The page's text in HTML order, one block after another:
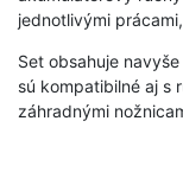
jednotlivými
Set obsahuje
sú kompatibilné aj s
záhradnými